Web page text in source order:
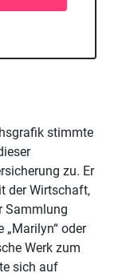
stimmte
zu. Er
der Wirtschaft,
Sammlung
„Marilyn“ oder
Werk zum
sich auf